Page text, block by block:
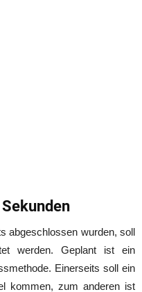
abgeschlossen wurden, soll
werden. Geplant ist ein
Einerseits soll ein
kommen, zum anderen ist